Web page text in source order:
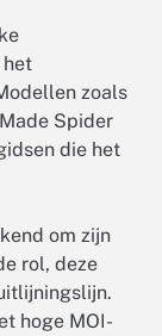
het
zoals
Spider
die het
om zijn
rol, deze
hoge MOI-